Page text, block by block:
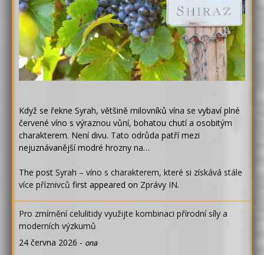
Když se řekne Syrah, většině milovníků vína se vybaví plné
červené víno s výraznou vůní, bohatou chutí a osobitým
charakterem. Není divu. Tato odrůda patří mezi
nejuznávanější modré hrozny na…
The post Syrah – víno s charakterem, které si získává stále
více příznivců first appeared on Zprávy IN.
Pro zmírnění celulitidy využijte kombinaci přírodní síly a
moderních výzkumů
24 června 2026 - ona